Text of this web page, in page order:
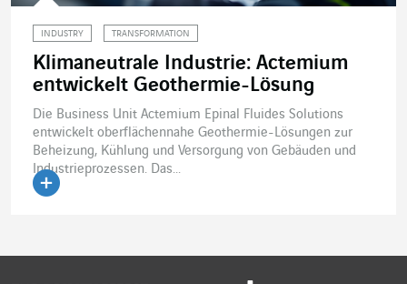
INDUSTRY TRANSFORMATION
Klimaneutrale Industrie: Actemium
entwickelt Geothermie-Lösung
Die Business Unit Actemium Epinal Fluides Solutions
entwickelt oberflächennahe Geothermie-Lösungen zur
Beheizung, Kühlung und Versorgung von Gebäuden und
Industrieprozessen. Das...